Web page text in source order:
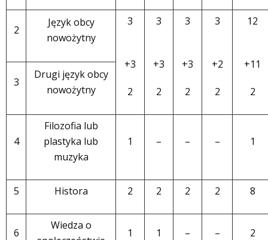
2
Język obcy
nowożytny
3
+3
2
3
+3
2
3
+3
2
3
+2
2
12
+11
2
3
Drugi język obcy
nowożytny
4
Filozofia lub
plastyka lub
muzyka
1 – – – 1
5 Histora 2 2 2 2 8
6
Wiedza o
1 1 – – 2